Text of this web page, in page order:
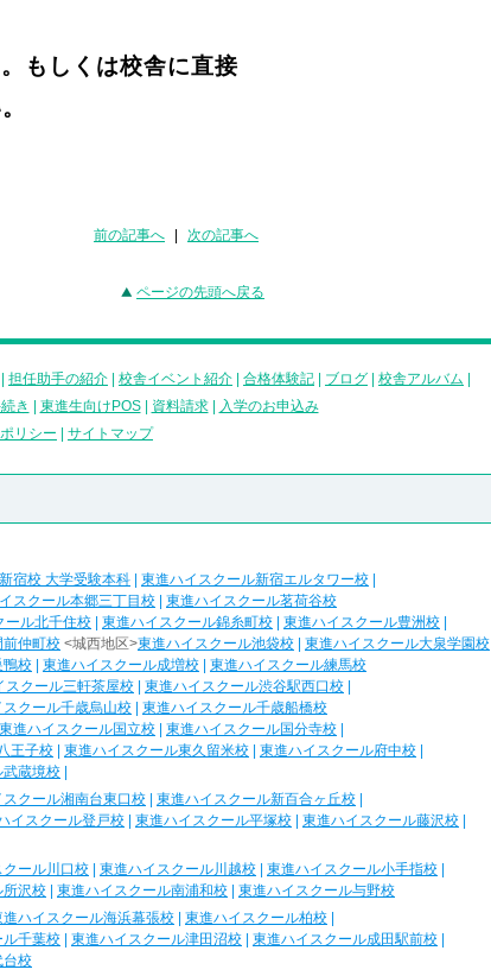
もしくは校舎に直接
前の記事へ 次の記事へ
ページの先頭へ戻る
担任助手の紹介 校舎イベント紹介 合格体験記 ブログ 校舎アルバム
き 東進生向けPOS| 資料請求|
入学のお申込み
リシー サイトマップ
宿校 大学受験本科 東進ハイスクール新宿エルタワー校
スクール本郷三丁目校
東進ハイスクール茗荷谷校
ール北千住校 東進ハイスクール錦糸町校 東進ハイスクール豊洲校
前仲町校 <城西地区>東進ハイスクール池袋校 東進ハイスクール大泉学園校
鴨校 東進ハイスクール成増校
東進ハイスクール練馬校
スクール三軒茶屋校 東進ハイスクール渋谷駅西口校
スクール千歳烏山校
東進ハイスクール千歳船橋校
東進ハイスクール国立校 東進ハイスクール国分寺校
王子校 東進ハイスクール東久留米校 東進ハイスクール府中校
武蔵境校
スクール湘南台東口校 東進ハイスクール新百合ヶ丘校
イスクール登戸校 東進ハイスクール平塚校 東進ハイスクール藤沢校
ール川口校 東進ハイスクール川越校 東進ハイスクール小手指校
所沢校 東進ハイスクール南浦和校
東進ハイスクール与野校
進ハイスクール海浜幕張校 東進ハイスクール柏校
ル千葉校 東進ハイスクール津田沼校 東進ハイスクール成田駅前校
台校